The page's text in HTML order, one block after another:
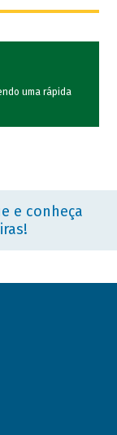
uma rápida
e conheça